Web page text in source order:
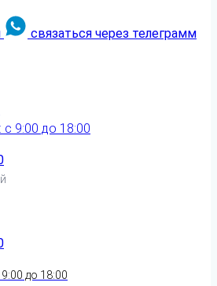
связаться через телеграмм
9:00 до 18:00
до 18:00